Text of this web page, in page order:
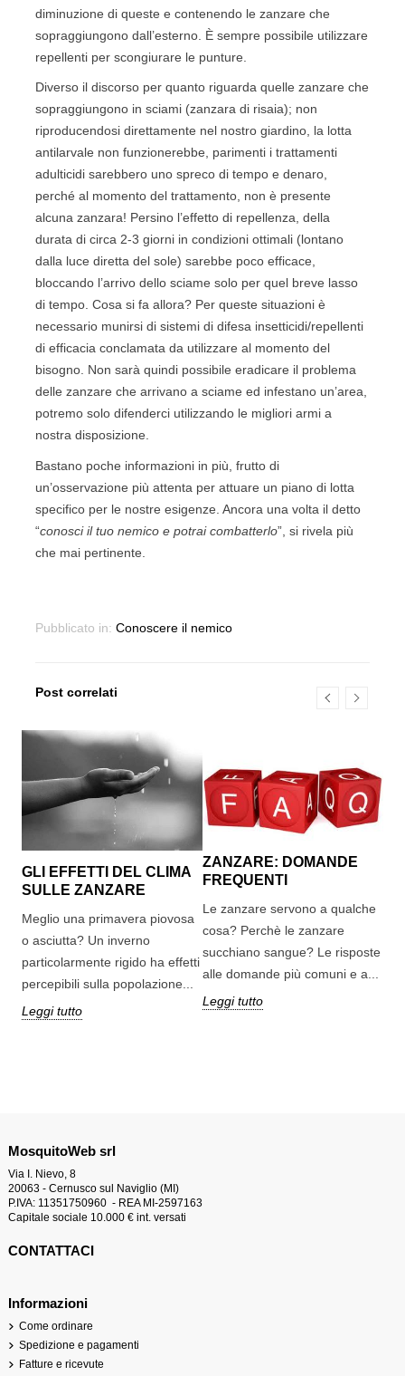
diminuzione di queste e contenendo le zanzare che
sopraggiungono dall’esterno. È sempre possibile utilizzare
repellenti per scongiurare le punture.
Diverso il discorso per quanto riguarda quelle zanzare che
sopraggiungono in sciami (zanzara di risaia); non
riproducendosi direttamente nel nostro giardino, la lotta
antilarvale non funzionerebbe, parimenti i trattamenti
adulticidi sarebbero uno spreco di tempo e denaro,
perché al momento del trattamento, non è presente
alcuna zanzara! Persino l’effetto di repellenza, della
durata di circa 2-3 giorni in condizioni ottimali (lontano
dalla luce diretta del sole) sarebbe poco efficace,
bloccando l’arrivo dello sciame solo per quel breve lasso
di tempo. Cosa si fa allora? Per queste situazioni è
necessario munirsi di sistemi di difesa insetticidi/repellenti
di efficacia conclamata da utilizzare al momento del
bisogno. Non sarà quindi possibile eradicare il problema
delle zanzare che arrivano a sciame ed infestano un’area,
potremo solo difenderci utilizzando le migliori armi a
nostra disposizione.
Bastano poche informazioni in più, frutto di
un’osservazione più attenta per attuare un piano di lotta
specifico per le nostre esigenze. Ancora una volta il detto
“conosci il tuo nemico e potrai combatterlo”, si rivela più
che mai pertinente.
Pubblicato in: Conoscere il nemico
Post correlati
GLI EFFETTI DEL CLIMA
SULLE ZANZARE
Meglio una primavera piovosa
o asciutta? Un inverno
particolarmente rigido ha effetti
percepibili sulla popolazione...
Leggi tutto
ZANZARE: DOMANDE
FREQUENTI
Le zanzare servono a qualche
cosa? Perchè le zanzare
succhiano sangue? Le risposte
alle domande più comuni e a...
Leggi tutto
MosquitoWeb srl
Via I. Nievo, 8
20063 - Cernusco sul Naviglio (MI)
P.IVA: 11351750960 - REA MI-2597163
Capitale sociale 10.000 € int. versati
CONTATTACI
Informazioni
Come ordinare
Spedizione e pagamenti
Fatture e ricevute